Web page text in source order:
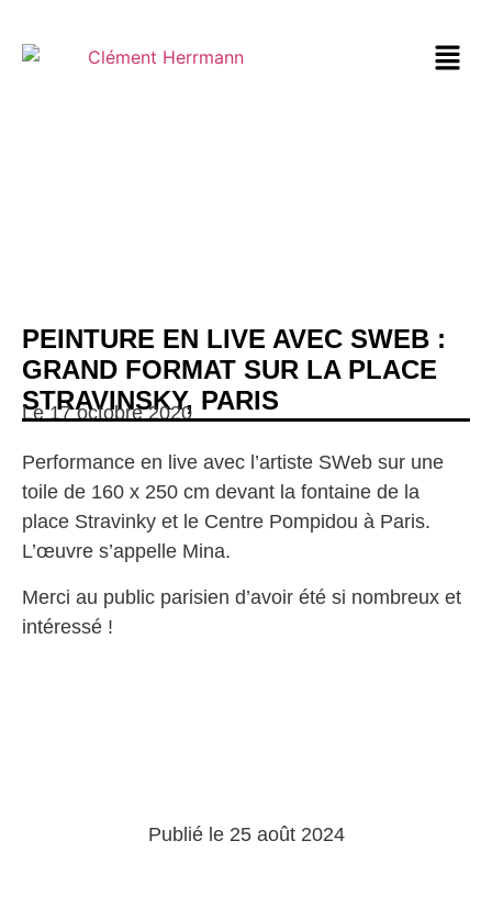
PEINTURE EN LIVE AVEC SWEB :
GRAND FORMAT SUR LA PLACE
STRAVINSKY, PARIS
Le 17 octobre 2020
Performance en live avec l’artiste SWeb sur une
toile de 160 x 250 cm devant la fontaine de la
place Stravinky et le Centre Pompidou à Paris.
L’œuvre s’appelle Mina.
Merci au public parisien d’avoir été si nombreux et
intéressé !
Publié le 25 août 2024